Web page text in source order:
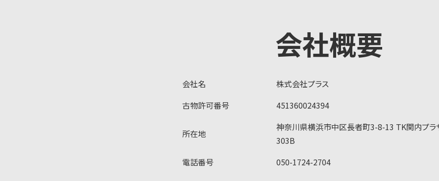
会社概要
会社名
株式会社プラス
古物許可番号
451360024394
所在地
神奈川県横浜市中区長者町3-8-13 TK関内プラ
303B
電話番号
050-1724-2704